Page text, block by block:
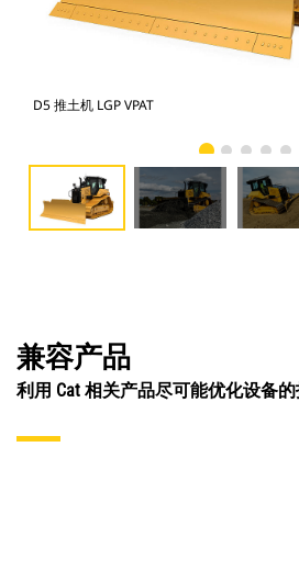
D5 推土机 LGP VPAT
兼容产品
利用 Cat 相关产品尽可能优化设备